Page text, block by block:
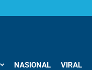
NASIONAL VIRAL